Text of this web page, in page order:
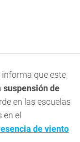
informa que este
suspensión de
en las escuelas
el
de viento